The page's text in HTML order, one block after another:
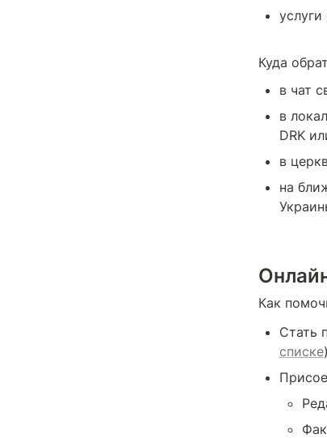
Куда
в чат
в
DRK
в
на
Как
Стать
списке)